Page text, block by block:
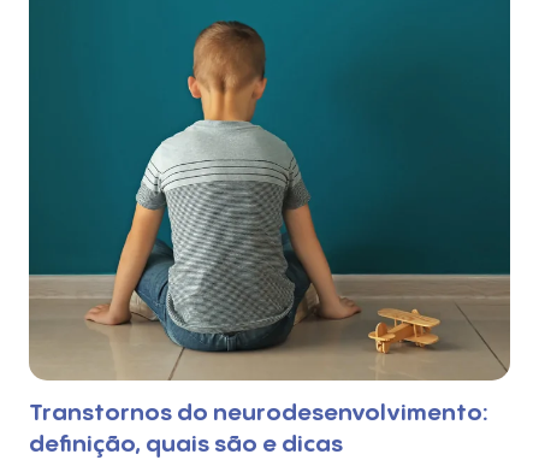
Transtornos do neurodesenvolvimento:
definição, quais são e dicas